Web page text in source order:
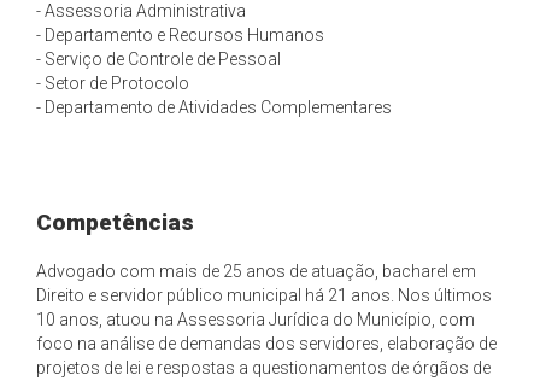
- Assessoria Administrativa
- Departamento e Recursos Humanos
- Serviço de Controle de Pessoal
- Setor de Protocolo
- Departamento de Atividades Complementares
Competências
Advogado com mais de 25 anos de atuação, bacharel em
Direito e servidor público municipal há 21 anos. Nos últimos
10 anos, atuou na Assessoria Jurídica do Município, com
foco na análise de demandas dos servidores, elaboração de
projetos de lei e respostas a questionamentos de órgãos de